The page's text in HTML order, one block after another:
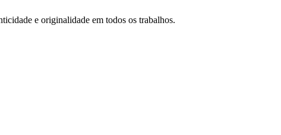
e originalidade em todos os trabalhos.